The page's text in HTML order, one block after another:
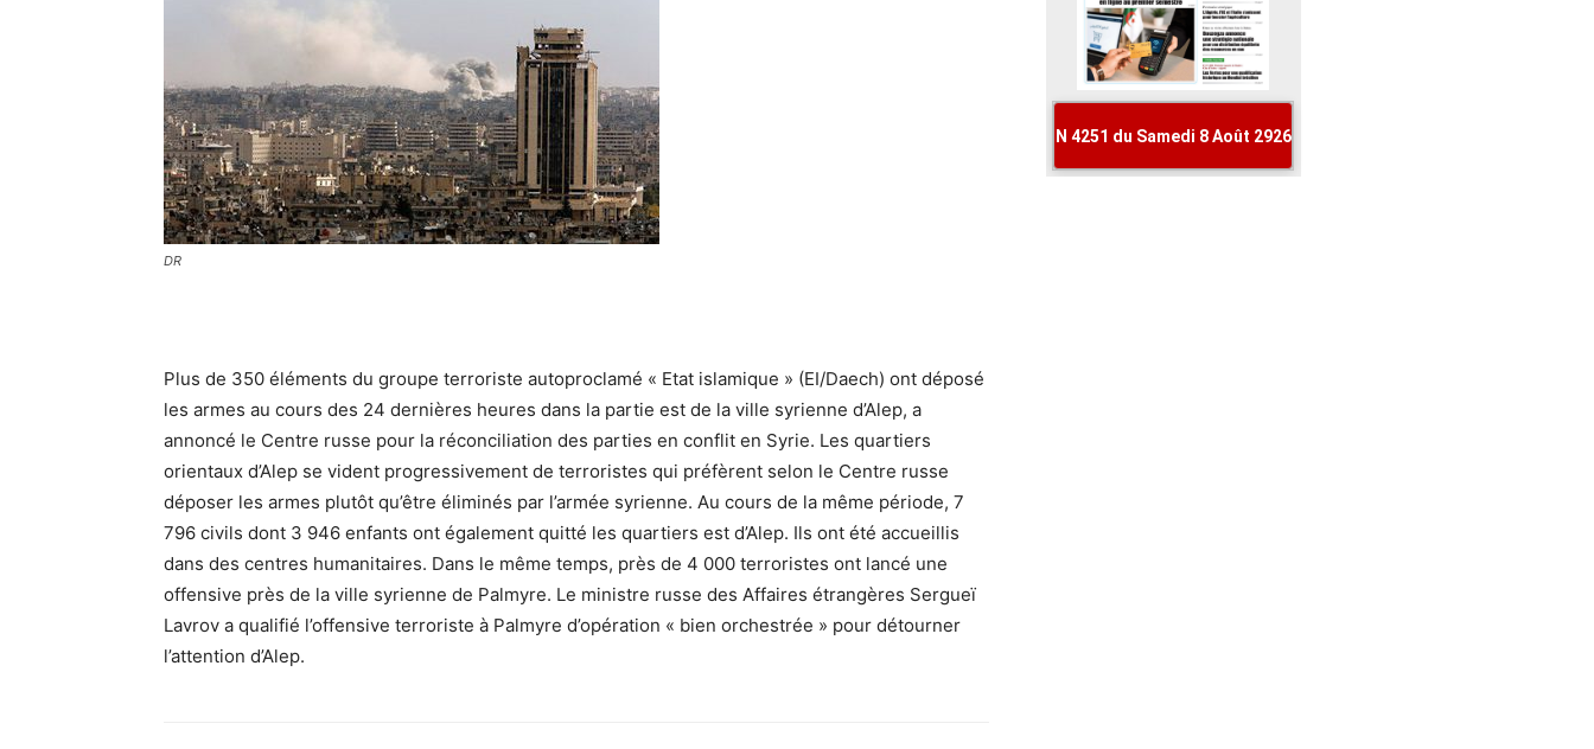
DR
Plus de 350 éléments du groupe terroriste autoproclamé « Etat islamique » (EI/Daech) ont déposé
les armes au cours des 24 dernières heures dans la partie est de la ville syrienne d’Alep, a
annoncé le Centre russe pour la réconciliation des parties en conflit en Syrie. Les quartiers
orientaux d’Alep se vident progressivement de terroristes qui préfèrent selon le Centre russe
déposer les armes plutôt qu’être éliminés par l’armée syrienne. Au cours de la même période, 7
796 civils dont 3 946 enfants ont également quitté les quartiers est d’Alep. Ils ont été accueillis
dans des centres humanitaires. Dans le même temps, près de 4 000 terroristes ont lancé une
offensive près de la ville syrienne de Palmyre. Le ministre russe des Affaires étrangères Sergueï
Lavrov a qualifié l’offensive terroriste à Palmyre d’opération « bien orchestrée » pour détourner
l’attention d’Alep.